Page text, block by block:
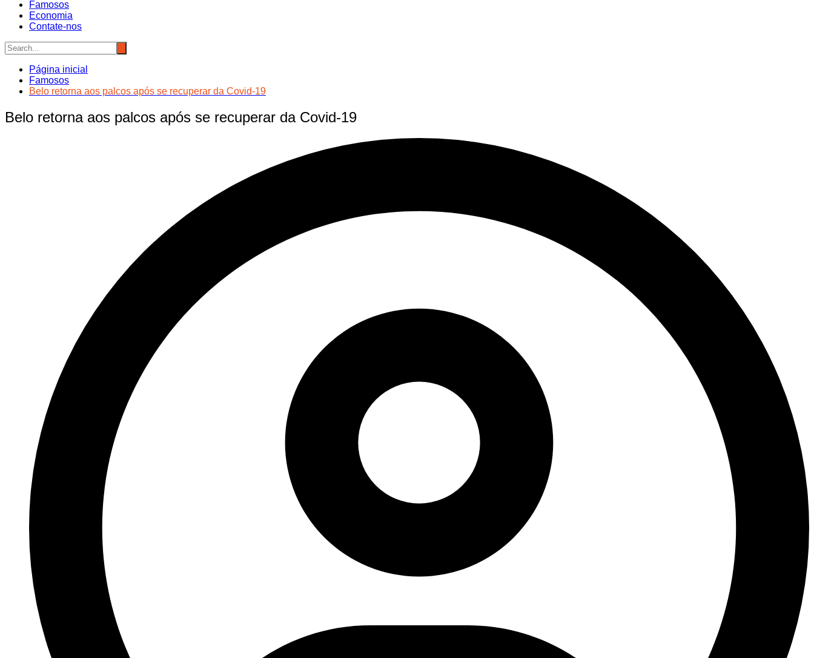
Famosos
Economia
Contate-nos
Página inicial
Famosos
Belo retorna aos palcos após se recuperar da Covid-19
Belo retorna aos palcos após se recuperar da Covid-19